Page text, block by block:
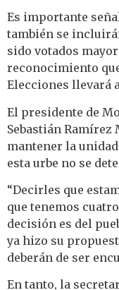
Es importante
también se
sido votados
reconocimiento
Elecciones llevará
El presidente de
Sebastián Ramírez
mantener la
esta urbe no se
“Decirles que
que tenemos
decisión es del
ya hizo su
deberán de ser
En tanto, la